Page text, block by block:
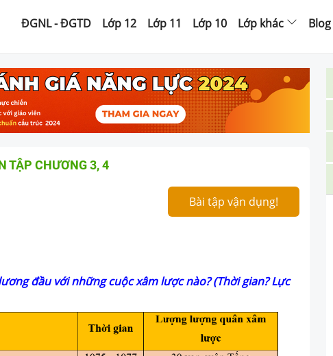
ĐGNL - ĐGTD Lớp 12 Lớp 11 Lớp 10 Lớp khác Blog
TẬP CHƯƠNG 3, 4
Bài tập vận dụng!
đầu với những cuộc xâm lược nào? (Thời gian? Lực